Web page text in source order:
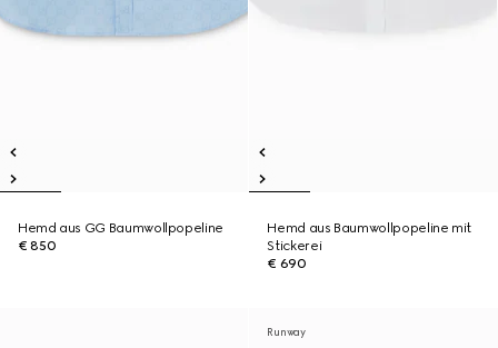
Hemd aus GG Baumwollpopeline
€ 850
Hemd aus Baumwollpopeline mit
Stickerei
€ 690
Runway